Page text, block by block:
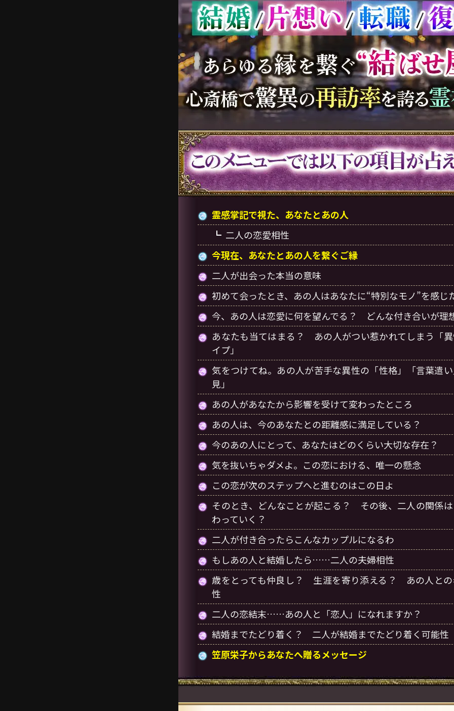
霊感掌記で視た、あなたとあの人
二人の恋愛相性
今現在、あなたとあの人を繋ぐご縁
二人が出会った本当の意味
初めて会ったとき、あの人はあなたに“特別なモノ”を感じ
今、あの人は恋愛に何を望んでる？ どんな付き合いが理
あなたも当てはまる？ あの人がつい惹かれてしまう「
イプ」
気をつけてね。あの人が苦手な異性の「性格」「言葉遣
見」
あの人があなたから影響を受けて変わったところ
あの人は、今のあなたとの距離感に満足している？
今のあの人にとって、あなたはどのくらい大切な存在？
気を抜いちゃダメよ。この恋における、唯一の懸念
この恋が次のステップへと進むのはこの日よ
そのとき、どんなことが起こる？ その後、二人の関係
わっていく？
二人が付き合ったらこんなカップルになるわ
もしあの人と結婚したら……二人の夫婦相性
歳をとっても仲良し？ 生涯を寄り添える？ あの人と
性
二人の恋結末……あの人と「恋人」になれますか？
結婚までたどり着く？ 二人が結婚までたどり着く可能性
笠原栄子からあなたへ贈るメッセージ